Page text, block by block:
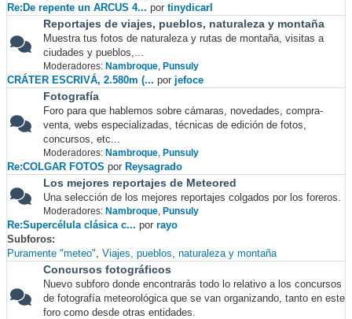
Re:De repente un ARCUS 4... por tinydicarl
Reportajes de viajes, pueblos, naturaleza y montaña
Muestra tus fotos de naturaleza y rutas de montaña, visitas a
ciudades y pueblos,...
Moderadores: Nambroque, Punsuly
CRÁTER ESCRIVÁ, 2.580m (... por jefoce
Fotografía
Foro para que hablemos sobre cámaras, novedades, compra-
venta, webs especializadas, técnicas de edición de fotos,
concursos, etc...
Moderadores: Nambroque, Punsuly
Re:COLGAR FOTOS por Reysagrado
Los mejores reportajes de Meteored
Una selección de los mejores reportajes colgados por los foreros.
Moderadores: Nambroque, Punsuly
Re:Supercélula clásica c... por rayo
Subforos
Puramente "meteo" Viajes, pueblos, naturaleza y montaña
Concursos fotográficos
Nuevo subforo donde encontrarás todo lo relativo a los concursos
de fotografía meteorológica que se van organizando, tanto en este
foro como desde otras entidades.